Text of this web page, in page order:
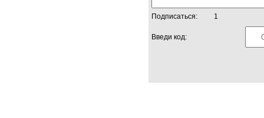
Подписаться: 1
Введи код: